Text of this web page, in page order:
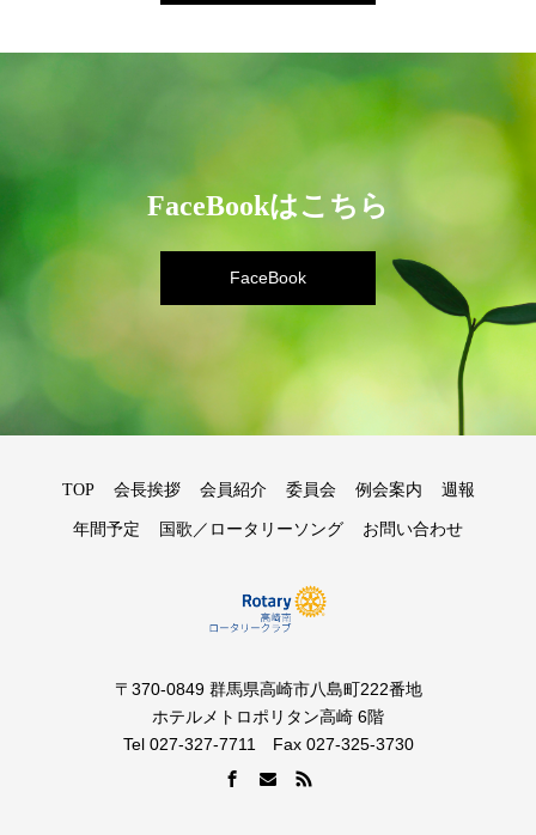
FaceBookはこちら
FaceBook
TOP 会長挨拶 会員紹介 委員会 例会案内 週報
年間予定 国歌／ロータリーソング お問い合わせ
〒370-0849 群馬県高崎市八島町222番地
ホテルメトロポリタン高崎 6階
Tel 027-327-7711 Fax 027-325-3730